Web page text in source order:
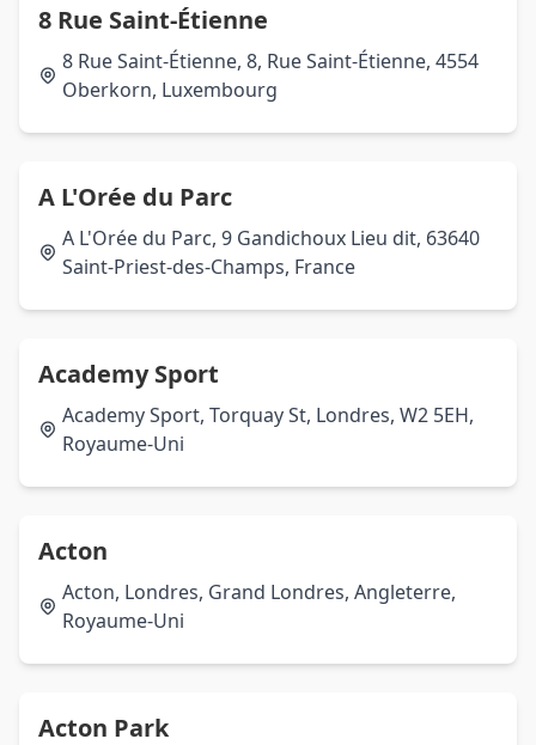
8 Rue Saint-Étienne
8 Rue Saint-Étienne, 8, Rue Saint-Étienne, 4554
Oberkorn, Luxembourg
A L'Orée du Parc
A L'Orée du Parc, 9 Gandichoux Lieu dit, 63640
Saint-Priest-des-Champs, France
Academy Sport
Academy Sport, Torquay St, Londres, W2 5EH,
Royaume-Uni
Acton
Acton, Londres, Grand Londres, Angleterre,
Royaume-Uni
Acton Park